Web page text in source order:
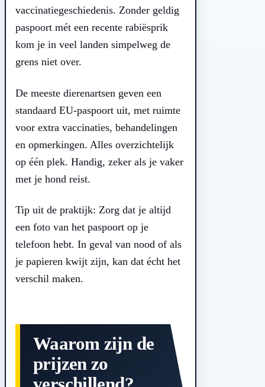
vaccinatiegeschiedenis. Zonder geldig
paspoort mét een recente rabiësprik
kom je in veel landen simpelweg de
grens niet over.
De meeste dierenartsen geven een
standaard EU-paspoort uit, met ruimte
voor extra vaccinaties, behandelingen
en opmerkingen. Alles overzichtelijk
op één plek. Handig, zeker als je vaker
met je hond reist.
Tip uit de praktijk: Zorg dat je altijd
een foto van het paspoort op je
telefoon hebt. In geval van nood of als
je papieren kwijt zijn, kan dat écht het
verschil maken.
Waarom zijn de
prijzen zo